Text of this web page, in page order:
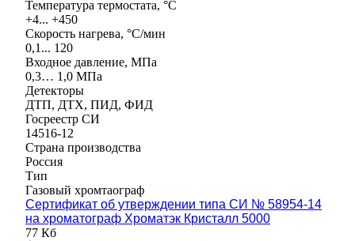
Температура термостата, °C
+4... +450
Скорость нагрева, °С/мин
0,1... 120
Входное давление, МПа
0,3… 1,0 МПа
Детекторы
ДТП, ДТХ, ПИД, ФИД
Госреестр СИ
14516-12
Страна производства
Россия
Тип
Газовый хромтаограф
Сертификат об утверждении типа СИ № 58954-14
на хроматограф Хроматэк Кристалл 5000
77 Кб